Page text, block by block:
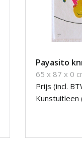
Payasito
65 x 87 x 0
Prijs (incl.
Kunstuitleen